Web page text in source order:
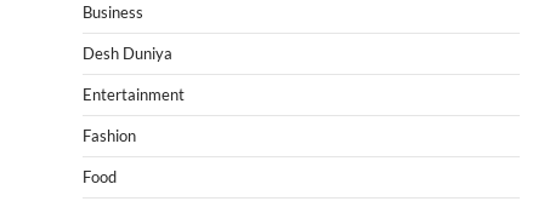
Business
Desh Duniya
Entertainment
Fashion
Food